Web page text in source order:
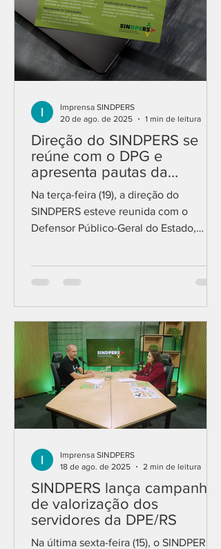
Direção do SINDPERS se
reúne com o DPG e
apresenta pautas da
campanha Valorizar Quem
Faz
Na terça-feira (19), a direção do
SINDPERS esteve reunida com o
Defensor Público-Geral do Estado,
Imprensa SINDPERS
20 de ago. de 2025
1 min de leitura
SINDPERS lança campanha
de valorização dos
servidores da DPE/RS
Na última sexta-feira (15), o SINDPERS
Imprensa SINDPERS
18 de ago. de 2025
2 min de leitura